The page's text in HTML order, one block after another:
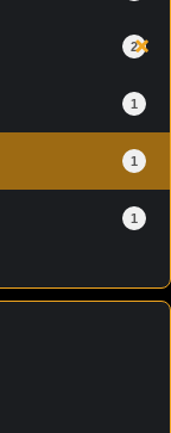
2
1
1
1